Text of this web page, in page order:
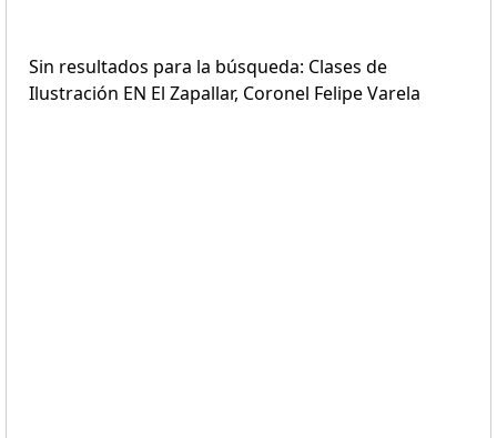
Sin resultados para la búsqueda: Clases de
Ilustración EN El Zapallar, Coronel Felipe Varela